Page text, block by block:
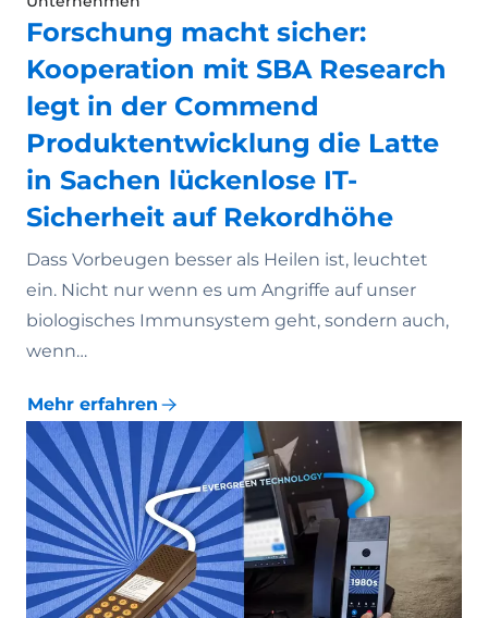
Forschung macht sicher:
Kooperation mit SBA Research
legt in der Commend
Produktentwicklung die Latte
in Sachen lückenlose IT-
Sicherheit auf Rekordhöhe
Dass Vorbeugen besser als Heilen ist, leuchtet
ein. Nicht nur wenn es um Angriffe auf unser
biologisches Immunsystem geht, sondern auch,
wenn…
Mehr erfahren